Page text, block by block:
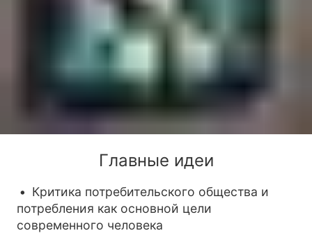
Главные идеи
Критика потребительского общества и
потребления как основной цели
современного человека